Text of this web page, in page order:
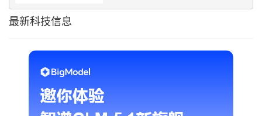
最新科技信息